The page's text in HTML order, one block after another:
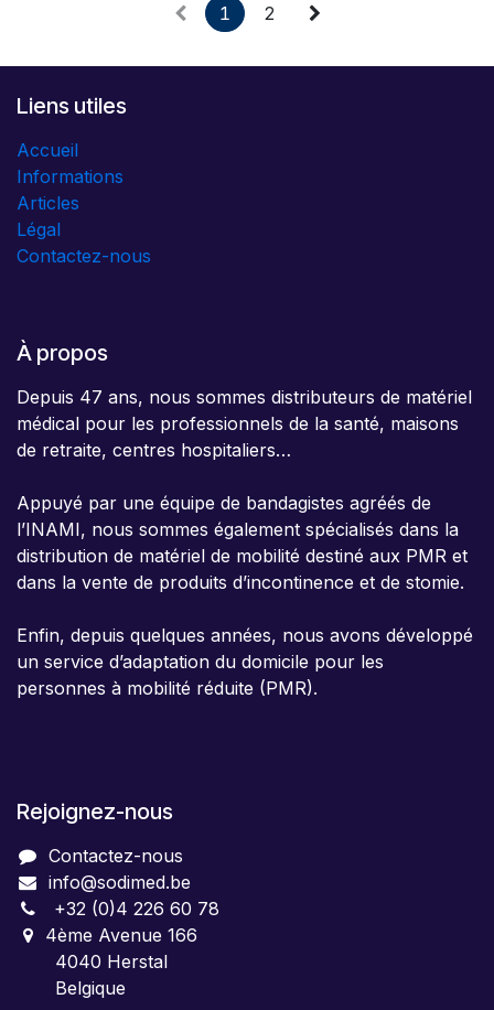
1 2
Liens utiles
Accueil
Informations
Articles
Légal
Contactez-nous
À propos
Depuis 47 ans, nous sommes distributeurs de matériel
médical pour les professionnels de la santé, maisons
de retraite, centres hospitaliers…
Appuyé par une équipe de bandagistes agréés de
l’INAMI, nous sommes également spécialisés dans la
distribution de matériel de mobilité destiné aux PMR et
dans la vente de produits d’incontinence et de stomie.
Enfin, depuis quelques années, nous avons développé
un service d’adaptation du domicile pour les
personnes à mobilité réduite (PMR).
Rejoignez-nous
Contactez-nous
info@sodimed.be
+32 (0)4 226 60 78
4ème Avenue 166
4040 Herstal
Belgique